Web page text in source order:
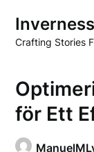
content
Crafting Stories
för Ett